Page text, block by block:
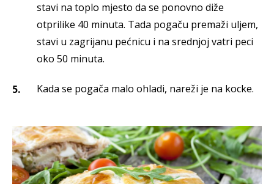
stavi na toplo mjesto da se ponovno diže
otprilike 40 minuta. Tada pogaču premaži uljem,
stavi u zagrijanu pećnicu i na srednjoj vatri peci
oko 50 minuta.
Kada se pogača malo ohladi, nareži je na kocke.